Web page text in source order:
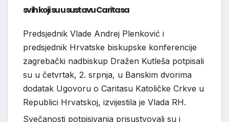
svih koji su u sustavu Caritasa
Predsjednik Vlade Andrej Plenković i
predsjednik Hrvatske biskupske konferencije
zagrebački nadbiskup Dražen Kutleša potpisali
su u četvrtak, 2. srpnja, u Banskim dvorima
dodatak Ugovoru o Caritasu Katoličke Crkve u
Republici Hrvatskoj, izvijestila je Vlada RH.
Svečanosti potpisivanja prisustvovali su i